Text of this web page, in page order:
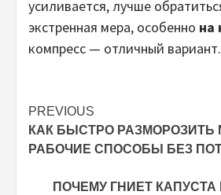
усиливается, лучше
экстренная мера, особенно на
компресс — отличный вариант.
Post
navigation
PREVIOUS
КАК БЫСТРО РАЗМОРОЗИТЬ
РАБОЧИЕ СПОСОБЫ БЕЗ
ПОЧЕМУ ГНИЕТ КАПУСТА